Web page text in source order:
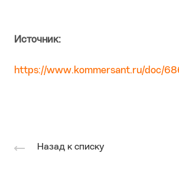
Источник:
https://www.kommersant.ru/doc/
Назад к списку